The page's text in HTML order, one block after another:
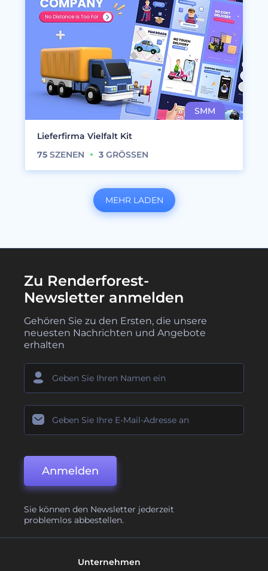
Lieferfirma Vielfalt Kit
75 SZENEN 3 GRÖSSEN
MEHR LADEN
Zu Renderforest-
Newsletter anmelden
Gehören Sie zu den Ersten, die unsere
neuesten Nachrichten und Angebote
erhalten
Anmelden
Sie können den Newsletter jederzeit
problemlos abbestellen.
Unternehmen